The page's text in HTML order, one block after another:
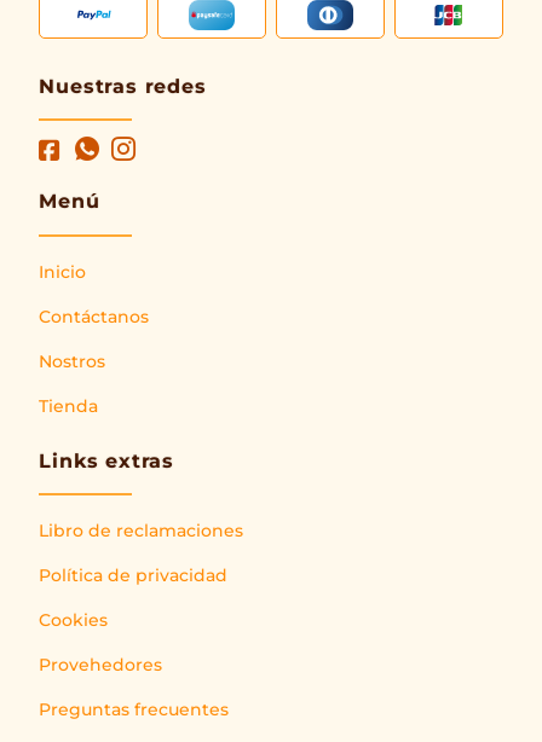
Nuestras redes
Menú
Inicio
Contáctanos
Nostros
Tienda
Links extras
Libro de reclamaciones
Política de privacidad
Cookies
Provehedores
Preguntas frecuentes